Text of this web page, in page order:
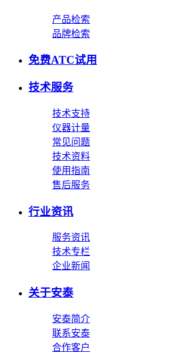
产品检索
品牌检索
免费ATC试用
技术服务
技术支持
仪器计量
常见问题
技术资料
使用指南
售后服务
行业资讯
服务资讯
技术专栏
企业新闻
关于安泰
安泰简介
联系安泰
合作客户